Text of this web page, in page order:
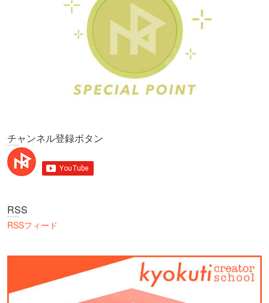
チャンネル登録ボタン
RSS
RSSフィード